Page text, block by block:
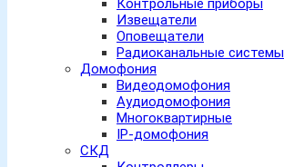
Контрольные приборы
Извещатели
Оповещатели
Радиоканальные системы
Домофония
Видеодомофония
Аудиодомофония
Многоквартирные
IP-домофония
СКД